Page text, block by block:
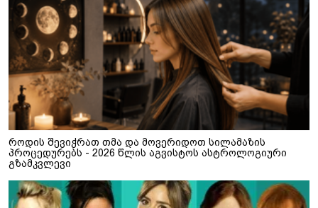
როდის შევიჭრათ თმა და მოვერიდოთ სილამაზის
პროცედურებს - 2026 წლის აგვისტოს ასტროლოგიური
გზამკვლევი